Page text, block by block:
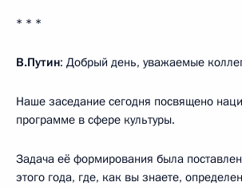
* * *
В.Путин: Добрый день, уважаемые
Наше заседание сегодня посвящено
программе в сфере культуры.
Задача её формирования была
этого года, где, как вы знаете,